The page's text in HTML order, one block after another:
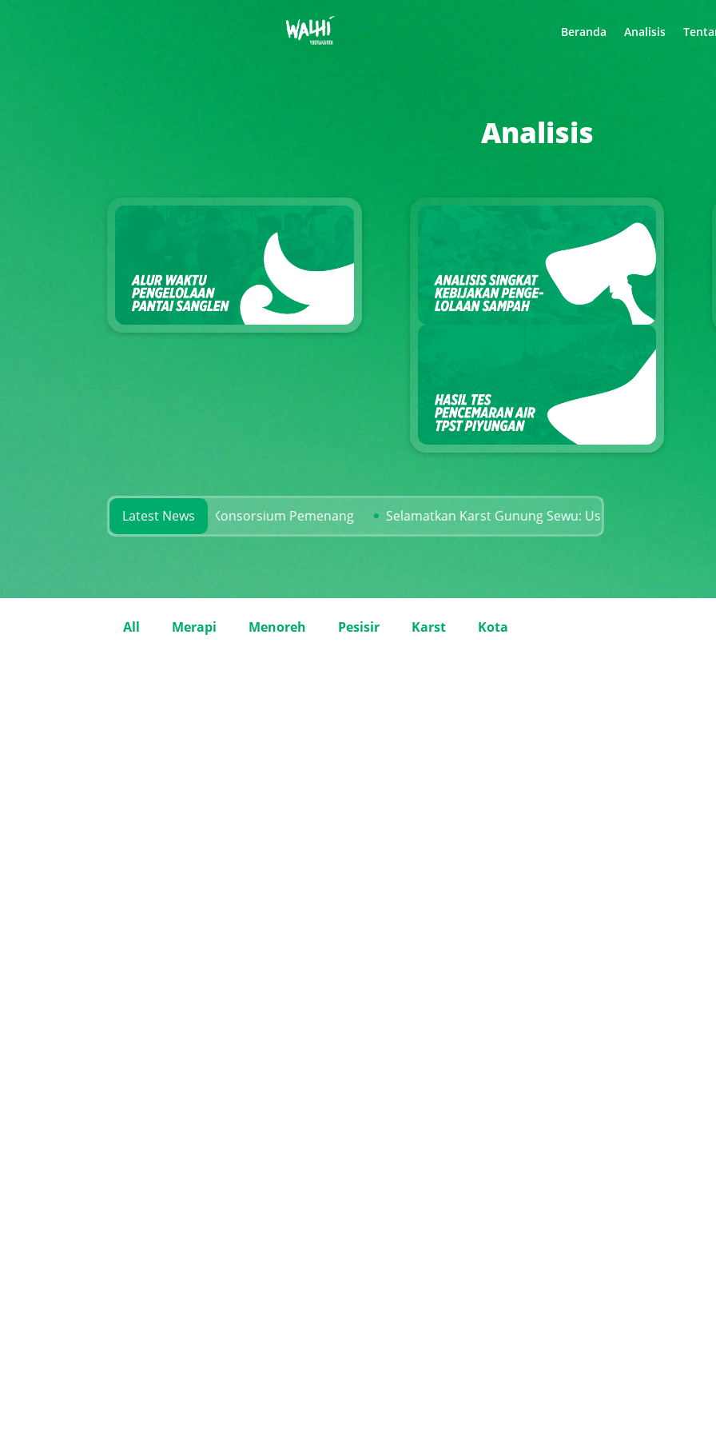
Beranda Analisis
Analisis
Latest News
dan Rekam Jejak Konsorsium Pemenang Selamatkan Karst Gunung Sewu: Usut Tuntas Kejahatan
All Merapi Menoreh Pesisir Karst Kota